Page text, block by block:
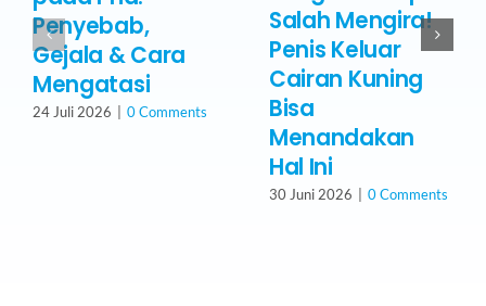
Penyebab,
Gejala & Cara
Mengatasi
24 Juli 2026 0 Comments
Salah Mengira!
Penis Keluar
Cairan Kuning
Bisa
Menandakan
Hal Ini
30 Juni 2026 0 Comments